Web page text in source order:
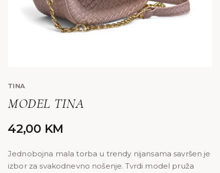
TINA
MODEL TINA
42,00 KM
Jednobojna mala torba u trendy nijansama savršen je
izbor za svakodnevno nošenje. Tvrdi model pruža